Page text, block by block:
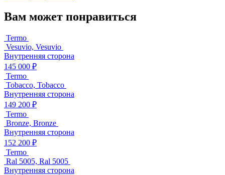
Вам может понравиться
Termo
Vesuvio, Vesuvio
Внутренняя сторона
145 000 ₽
Termo
Tobacco, Tobacco
Внутренняя сторона
149 200 ₽
Termo
Bronze, Bronze
Внутренняя сторона
152 200 ₽
Termo
Ral 5005, Ral 5005
Внутренняя сторона